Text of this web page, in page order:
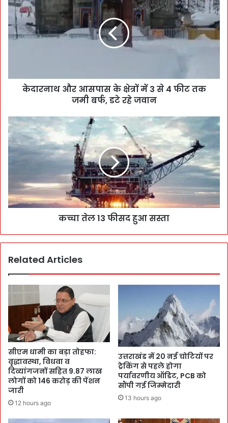
केदारनाथ और आसपास के क्षेत्रों में 3 से 4 फीट तक
जमी बर्फ, डटे रहे जवान
कच्चा तेल 13 फीसद हुआ सस्ता
Related Articles
सीएम धामी का बड़ा तोहफा:
वृद्धावस्था, विधवा व
दिव्यांगजनों सहित 9.87 लाख
लोगों को 146 करोड़ की पेंशन
जारी
12 hours ago
उत्तराखंड में 20 नई चोटियों पर
ट्रेकिंग से पहले होगा
पर्यावरणीय ऑडिट, PCB को
सौंपी गई जिम्मेदारी
13 hours ago